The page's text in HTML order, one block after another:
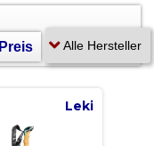
Preis
Leki